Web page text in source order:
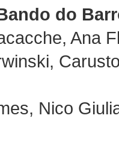
do
Ana
Nico